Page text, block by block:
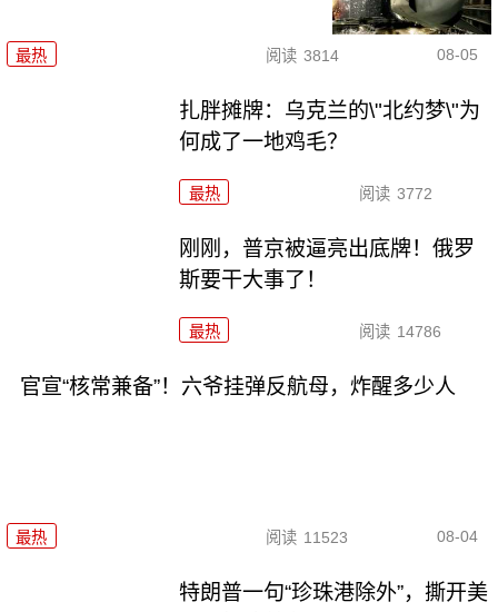
最热 阅读 3814 08-05
扎胖摊牌：乌克兰的\"北约梦\"为
何成了一地鸡毛？
最热 阅读 3772
刚刚，普京被逼亮出底牌！俄罗
斯要干大事了！
最热 阅读 14786
官宣“核常兼备”！六爷挂弹反航母，炸醒多少人
最热 阅读 11523 08-04
特朗普一句“珍珠港除外”，撕开美